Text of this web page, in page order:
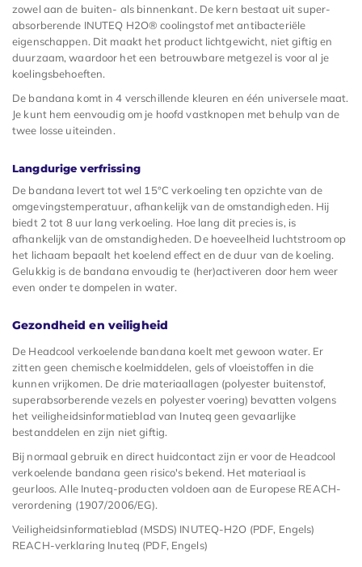
zowel aan de buiten- als binnenkant. De kern bestaat uit super-
absorberende INUTEQ H2O® coolingstof met antibacteriële
eigenschappen. Dit maakt het product lichtgewicht, niet giftig en
duurzaam, waardoor het een betrouwbare metgezel is voor al je
koelingsbehoeften.
De bandana komt in 4 verschillende kleuren en één universele maat.
Je kunt hem eenvoudig om je hoofd vastknopen met behulp van de
twee losse uiteinden.
Langdurige verfrissing
De bandana levert tot wel 15°C verkoeling ten opzichte van de
omgevingstemperatuur, afhankelijk van de omstandigheden. Hij
biedt 2 tot 8 uur lang verkoeling. Hoe lang dit precies is, is
afhankelijk van de omstandigheden. De hoeveelheid luchtstroom op
het lichaam bepaalt het koelend effect en de duur van de koeling.
Gelukkig is de bandana envoudig te (her)activeren door hem weer
even onder te dompelen in water.
Gezondheid en veiligheid
De Headcool verkoelende bandana koelt met gewoon water. Er
zitten geen chemische koelmiddelen, gels of vloeistoffen in die
kunnen vrijkomen. De drie materiaallagen (polyester buitenstof,
superabsorberende vezels en polyester voering) bevatten volgens
het veiligheidsinformatieblad van Inuteq geen gevaarlijke
bestanddelen en zijn niet giftig.
Bij normaal gebruik en direct huidcontact zijn er voor de Headcool
verkoelende bandana geen risico's bekend. Het materiaal is
geurloos. Alle Inuteq-producten voldoen aan de Europese REACH-
verordening (1907/2006/EG).
Veiligheidsinformatieblad (MSDS) INUTEQ-H2O (PDF, Engels)
REACH-verklaring Inuteq (PDF, Engels)